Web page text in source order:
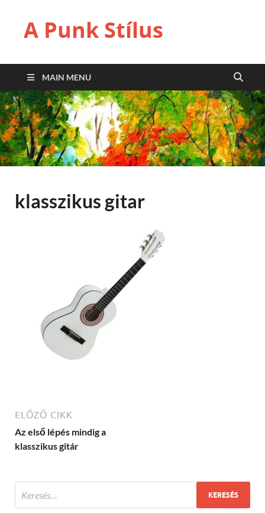
A Punk Stílus
MAIN MENU
klasszikus gitar
ELŐZŐ CIKK
Az első lépés mindig a
klasszikus gitár